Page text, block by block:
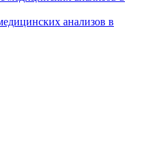
анализов в